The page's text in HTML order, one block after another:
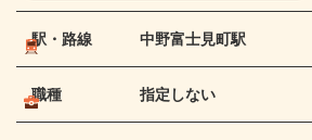
駅・路線 中野富士見町駅
職種 指定しない